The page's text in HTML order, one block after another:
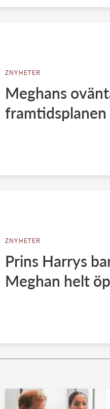
ZNYHETER
Meghans
framtidsplanen
ZNYHETER
Prins Harrys
Meghan helt